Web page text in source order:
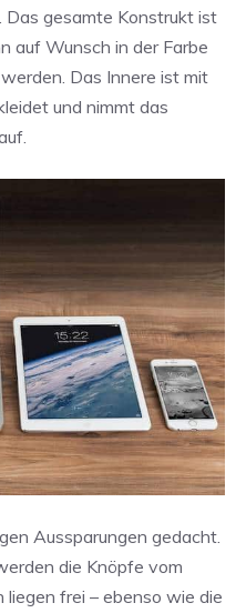
Das gesamte Konstrukt ist
auf Wunsch in der Farbe
Das Innere ist mit
und nimmt das
Aussparungen gedacht.
die Knöpfe vom
frei – ebenso wie die